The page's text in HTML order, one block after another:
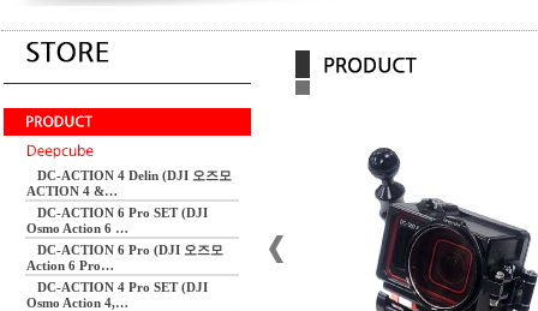
DC-ACTION 4 Delin (DJI 오즈모
ACTION 4 &…
DC-ACTION 6 Pro SET (DJI
Osmo Action 6 …
DC-ACTION 6 Pro (DJI 오즈모
Action 6 Pro…
DC-ACTION 4 Pro SET (DJI
Osmo Action 4,…